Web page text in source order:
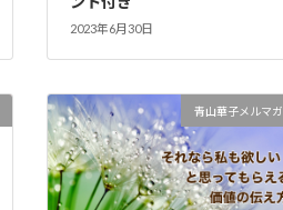
2023年6月30日
青山華子メルマガ